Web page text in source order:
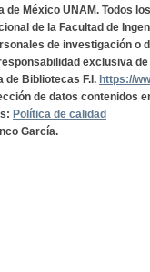
de México UNAM. Todos
de la Facultad de
de investigación o
exclusiva
de Bibliotecas F.I. https://
de datos contenidos
Política de calidad
García.